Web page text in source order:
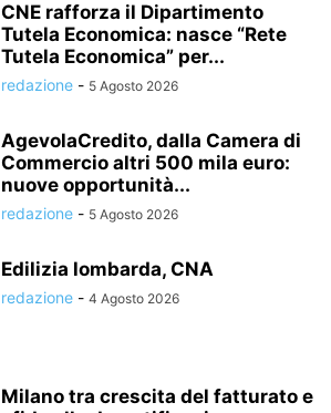
CNE rafforza il Dipartimento
Tutela Economica: nasce “Rete
Tutela Economica” per...
redazione - 5 Agosto 2026
AgevolaCredito, dalla Camera di
Commercio altri 500 mila euro:
nuove opportunità...
redazione - 5 Agosto 2026
Edilizia lombarda, CNA
redazione - 4 Agosto 2026
Milano tra crescita del fatturato e